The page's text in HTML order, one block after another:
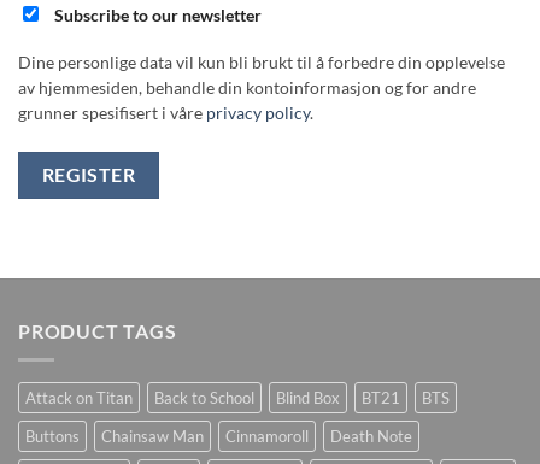
Subscribe to our newsletter
Dine personlige data vil kun bli brukt til å forbedre din opplevelse
av hjemmesiden, behandle din kontoinformasjon og for andre
grunner spesifisert i våre privacy policy.
REGISTER
PRODUCT TAGS
Attack on Titan Back to School Blind Box BT21
BTS
Buttons
Chainsaw Man Cinnamoroll
Death Note